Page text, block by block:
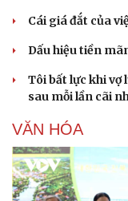
Cái giá đắt của
Dấu hiệu tiền
Tôi bất lực khi
sau mỗi lần cãi
VĂN HÓA